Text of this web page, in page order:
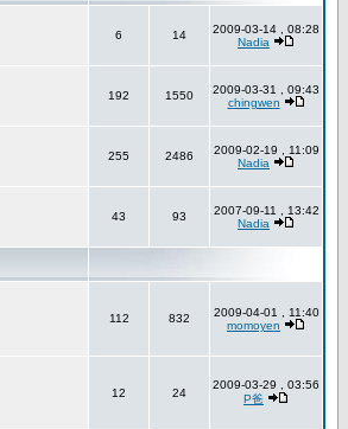
6 14
2009-03-14 , 08:28
Nadia
192 1550
2009-03-31 , 09:43
chingwen
255 2486
2009-02-19 , 11:09
Nadia
43 93
2007-09-11 , 13:42
Nadia
112 832
2009-04-01 , 11:40
momoyen
12 24
2009-03-29 , 03:56
P爸